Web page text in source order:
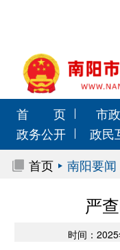
首 页 市
政务公开
政民
首页
南阳要闻
严
时间：